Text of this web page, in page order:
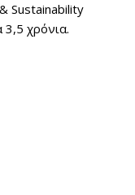
Sustainability
3,5 χρόνια.